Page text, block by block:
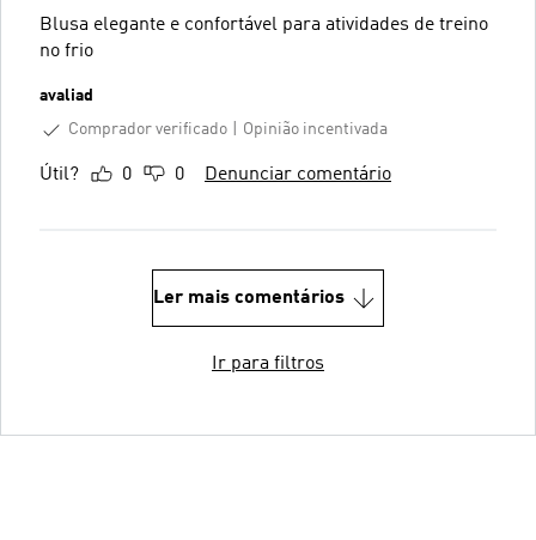
Blusa elegante e confortável para atividades de treino
no frio
avaliad
Comprador verificado
Opinião incentivada
Útil? 0 0 Denunciar comentário
Ler mais comentários
Ir para filtros